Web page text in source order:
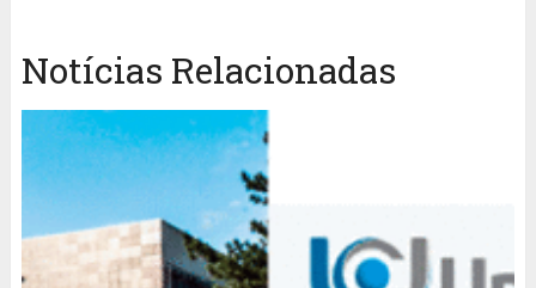
Notícias Relacionadas